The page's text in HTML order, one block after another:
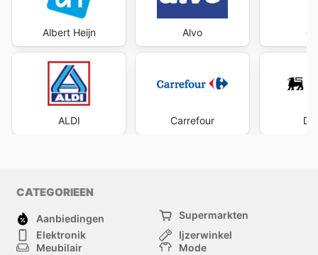
Albert Heijn
ALDI
Alvo
Carrefour
CATEGORIEEN
Aanbiedingen
Supermarkten
Elektronik
Ijzerwinkel
Meubilair
Mode